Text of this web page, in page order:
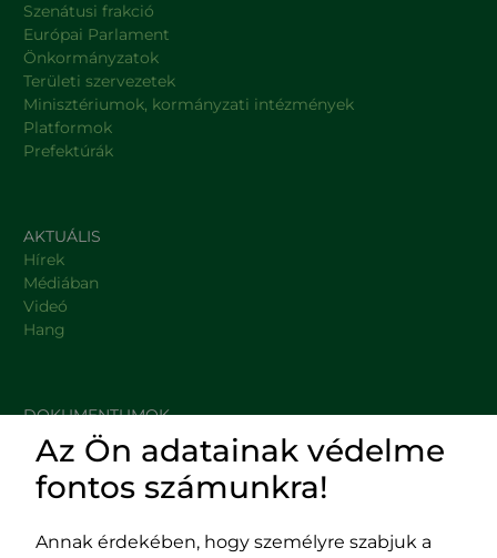
Szenátusi frakció
Európai Parlament
Önkormányzatok
Területi szervezetek
Minisztériumok, kormányzati intézmények
Platformok
Prefektúrák
AKTUÁLIS
Hírek
Médiában
Videó
Hang
DOKUMENTUMOK
HASZNOS LINKEK
Az Ön adatainak védelme
fontos számunkra!
Annak érdekében, hogy személyre szabjuk a